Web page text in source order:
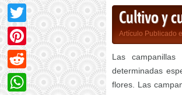
Cultivo y
Artículo Publicado
Las
determinadas
flores. Las
Facebook
Twitter
Pinterest
Reddit